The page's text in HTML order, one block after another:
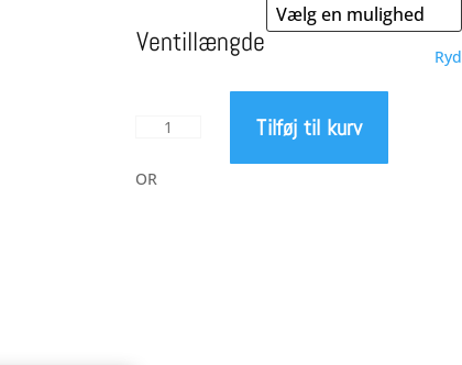
Ventillængde Ryd
Dynamic
Care
Tilføj til kurv
OR